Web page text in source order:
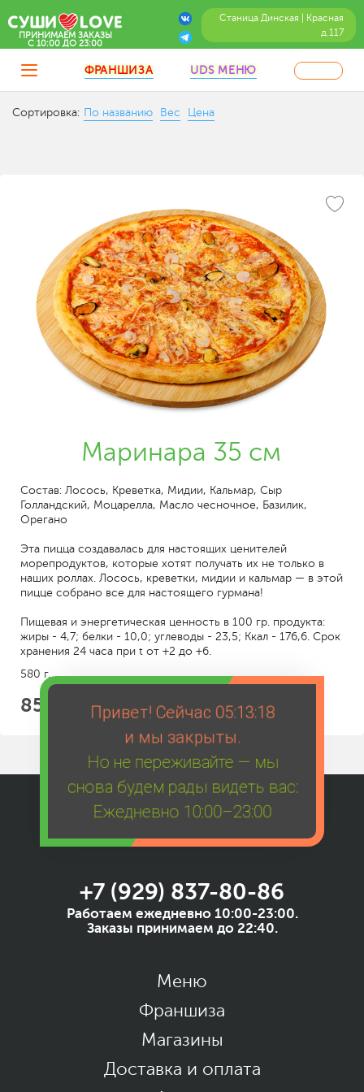
Привет! Сейчас 05:13:18
и мы закрыты.
Но не переживайте — мы
снова будем рады видеть вас:
Ежедневно 10:00–23:00
Станица Динская | Красная
д.117
ПРИНИМАЕМ ЗАКАЗЫ
C 10:00 ДО 23:00
ФРАНШИЗА UDS МЕНЮ
Сортировка: По названию Вес Цена
Маринара 35 см
Cостав: Лосось, Креветка, Мидии, Кальмар, Сыр
Голландский, Моцарелла, Масло чесночное, Базилик,
Орегано
Эта пицца создавалась для настоящих ценителей
морепродуктов, которые хотят получать их не только в
наших роллах. Лосось, креветки, мидии и кальмар — в этой
пицце собрано все для настоящего гурмана!
Пищевая и энергетическая ценность в 100 гр. продукта:
жиры - 4,7; белки - 10,0; углеводы - 23,5; Ккал - 176,6. Срок
хранения 24 часа при t от +2 до +6.
580 г.
859
+7 (929) 837-80-86
Работаем ежедневно 10:00-23:00.
Заказы принимаем до 22:40.
Меню
Франшиза
Магазины
Доставка и оплата